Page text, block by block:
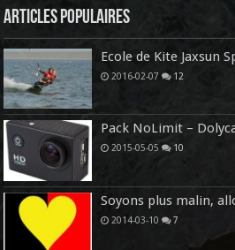
Articles Populaires
Ecole de Kite Jaxsun
2016-02-07 12
Pack NoLimit –
2015-05-05 10
Soyons plus malin,
2014-03-10 7